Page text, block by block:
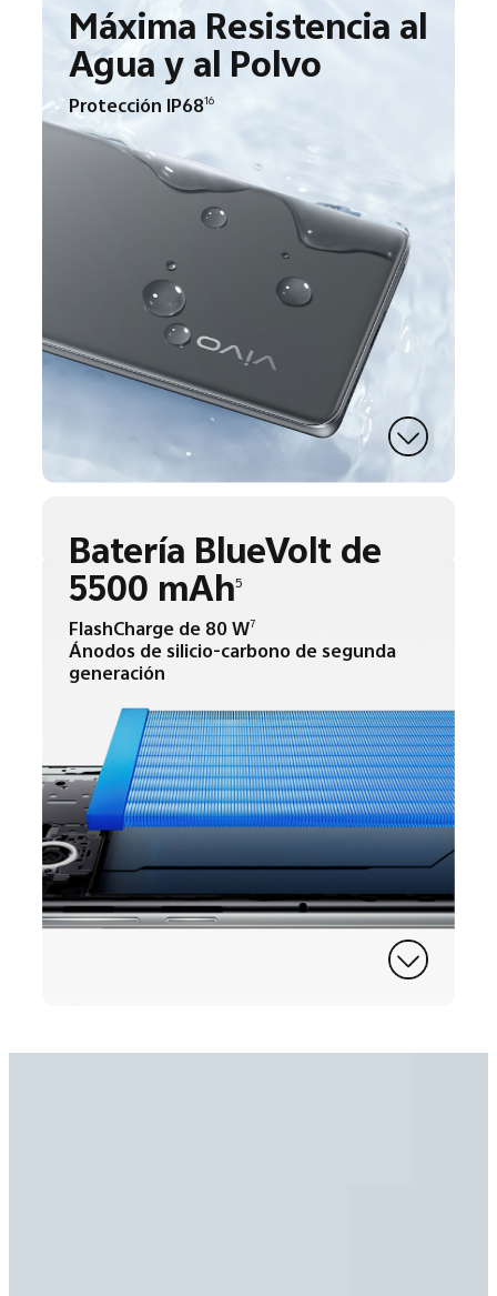
Máxima Resistencia al
Agua y al Polvo
Protección IP6816
Batería BlueVolt de
5500 mAh5
FlashCharge de 80 W7
Ánodos de silicio-carbono de segunda
generación